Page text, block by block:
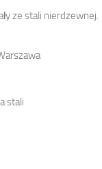
ze stali nierdzewnej.
stali